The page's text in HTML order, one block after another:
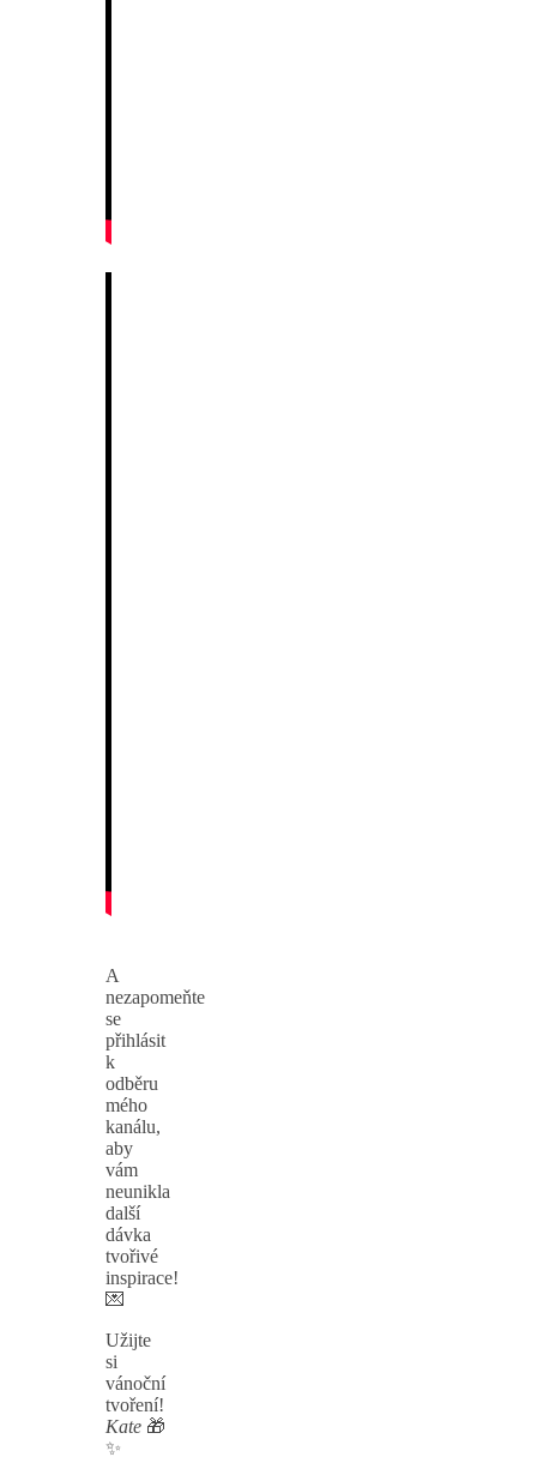
A
nezapomeňte
se
přihlásit
k
odběru
mého
kanálu,
aby
vám
neunikla
další
dávka
tvořivé
inspirace!
💌
Užijte
si
vánoční
tvoření!
Kate 🎁
✨